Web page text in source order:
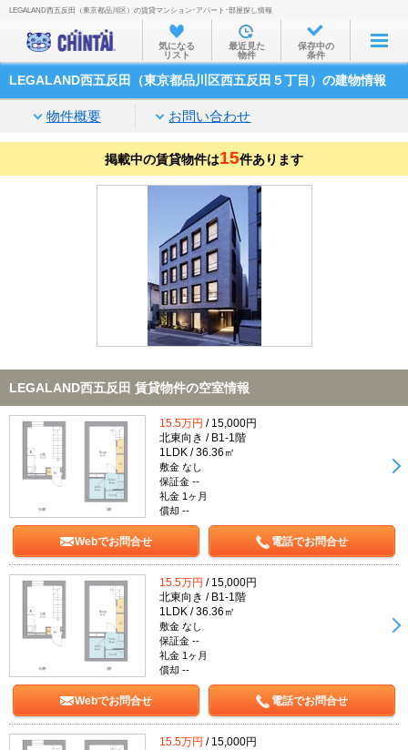
お部屋を探す
沿線・駅から
家賃相場から
通勤通学時間から
物件特集から
不動産会社から
TOP
LEGALAND西五反田（東京都品川区）の賃貸マンション･アパート･部屋探し情報
気になる
リスト
最近見た
物件
保存中の
条件
LEGALAND西五反田（東京都品川区西五反田５丁目）の建物情報
物件概要 お問い合わせ
掲載中の賃貸物件は15件あります
LEGALAND西五反田 賃貸物件の空室情報
15.5万円 / 15,000円
北東向き / B1-1階
1LDK / 36.36㎡
敷金 なし
保証金 --
礼金 1ヶ月
償却 --
Webでお問合せ 電話でお問合せ
15.5万円 / 15,000円
北東向き / B1-1階
1LDK / 36.36㎡
敷金 なし
保証金 --
礼金 1ヶ月
償却 --
Webでお問合せ 電話でお問合せ
15.5万円 / 15,000円